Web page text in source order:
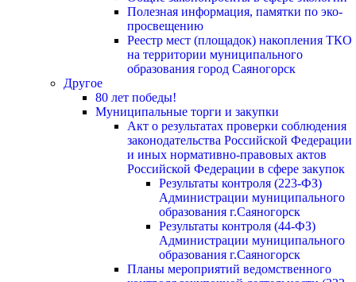
Полезная информация, памятки по эко-
просвещению
Реестр мест (площадок) накопления ТКО
на территории муниципального
образования город Саяногорск
Другое
80 лет победы!
Муниципальные торги и закупки
Акт о результатах проверки соблюдения
законодательства Российской Федерации
и иных нормативно-правовых актов
Российской Федерации в сфере закупок
Результаты контроля (223-ФЗ)
Администрации муниципального
образования г.Саяногорск
Результаты контроля (44-ФЗ)
Администрации муниципального
образования г.Саяногорск
Планы мероприятий ведомственного